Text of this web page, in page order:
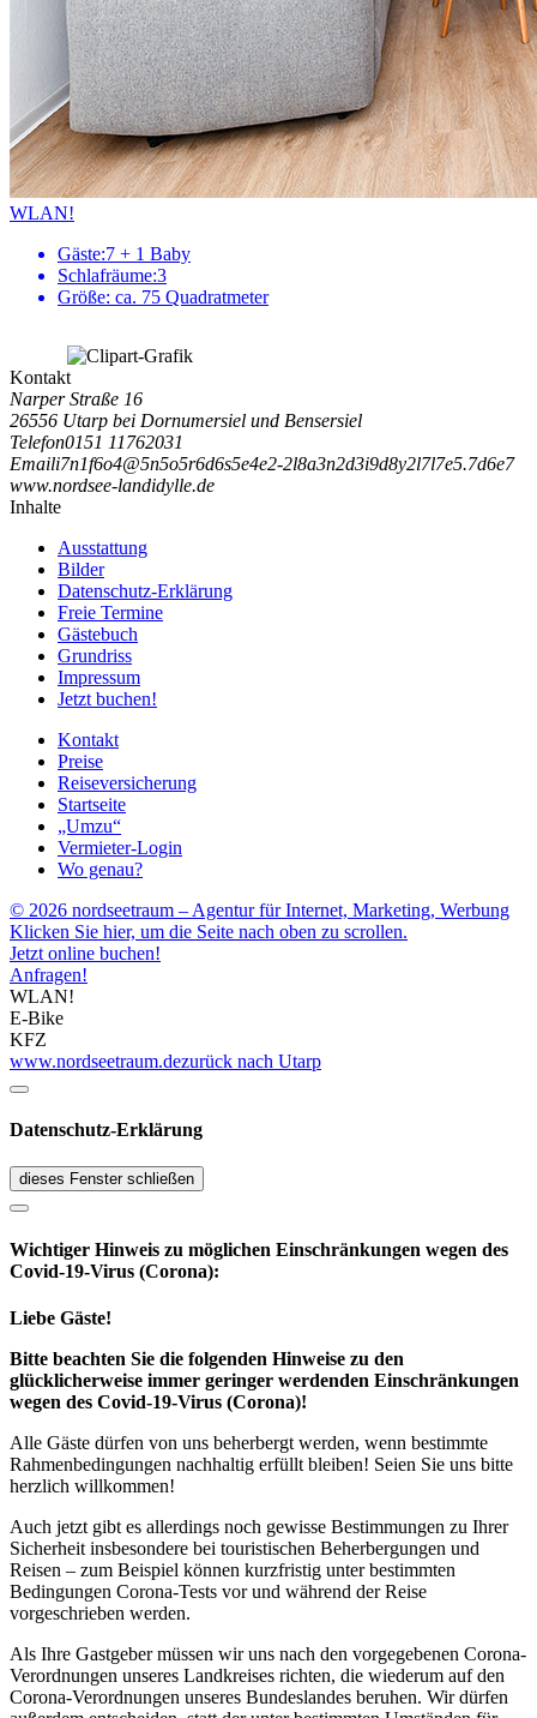
WLAN!
Gäste:7 + 1 Baby
Schlafräume:3
Größe: ca. 75 Quadratmeter
Kontakt
Narper Straße 16
26556 Utarp bei Dornumersiel und Bensersiel
Telefon0151 11762031
Emaili7n1f6o4@5n5o5r6d6s5e4e2-2l8a3n2d3i9d8y2l7l7e5.7d6e7
www.nordsee-landidylle.de
Inhalte
Ausstattung
Bilder
Datenschutz-Erklärung
Freie Termine
Gästebuch
Grundriss
Impressum
Jetzt buchen!
Kontakt
Preise
Reiseversicherung
Startseite
„Umzu“
Vermieter-Login
Wo genau?
© 2026 nordseetraum – Agentur für Internet, Marketing, Werbung
Klicken Sie hier, um die Seite nach oben zu scrollen.
Jetzt online buchen!
Anfragen!
WLAN!
E-Bike
KFZ
www.nordseetraum.dezurück nach Utarp
Datenschutz-Erklärung
dieses Fenster schließen
Wichtiger Hinweis zu möglichen Ein­schränk­ungen wegen des
Covid-19-Virus (Corona):
Liebe Gäste!
Bitte beachten Sie die folgenden Hinweise zu den
glücklicherweise immer geringer werdenden Einschränkungen
wegen des Covid-19-Virus (Corona)!
Alle Gäste dürfen von uns beherbergt werden, wenn bestimmte
Rahmenbedingungen nachhaltig erfüllt bleiben! Seien Sie uns bitte
herzlich willkommen!
Auch jetzt gibt es allerdings noch gewisse Bestimmungen zu Ihrer
Sicherheit insbesondere bei touristischen Beherbergungen und
Reisen – zum Beispiel können kurzfristig unter bestimmten
Bedingungen Corona-Tests vor und während der Reise
vorgeschrieben werden.
Als Ihre Gastgeber müssen wir uns nach den vorgegebenen Corona-
Verordnungen unseres Landkreises richten, die wiederum auf den
Corona-Verordnungen unseres Bundeslandes beruhen. Wir dürfen